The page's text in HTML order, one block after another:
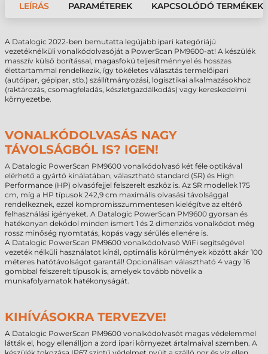
LEÍRÁS PARAMÉTEREK KAPCSOLÓDÓ TERMÉKEK
A Datalogic 2022-ben bemutatta legújabb ipari kategóriájú
vezetéknélküli vonalkódolvasóját a PowerScan PM9600-at! A készülék
masszív külső borítással, magasfokú teljesítménnyel és hosszas
élettartammal rendelkezik, így tökéletes választás termelőipari
(autóipar, gépipar, stb.) szállítmányozási, logisztikai alkalmazásokhoz
(raktározás, csomagfeladás, készletgazdálkodás) vagy kereskedelmi
környezetbe.
VONALKÓDOLVASÁS NAGY
TÁVOLSÁGBÓL IS? IGEN!
A Datalogic PowerScan PM9600 vonalkódolvasó két féle optikával
elérhető a gyártó kínálatában, választható standard (SR) és High
Performance (HP) olvasófejjel felszerelt eszköz is. Az SR modellek 175
cm, míg a HP típusok 242,9 cm maximális olvasási távolsággal
rendelkeznek, ezzel kompromisszummentesen kielégítve az eltérő
felhasználási igényeket. A Datalogic PowerScan PM9600 gyorsan és
hatékonyan dekódol minden ismert 1 és 2 dimenziós vonalkódot még
rossz minőség nyomtatás, kopás vagy sérülés ellenére is.
A Datalogic PowerScan PM9600 vonalkódolvasó WiFi segítségével
vezeték nélküli használatot kínál, optimális körülmények között akár 100
méteres hatótávolságot garantál! Opcionálisan választható 4 vagy 16
gombbal felszerelt típusok is, amelyek tovább növelik a
munkafolyamatok hatékonyságát.
KIHÍVÁSOKRA TERVEZVE!
A Datalogic PowerScan PM9600 vonalkódolvasót magas védelemmel
látták el, hogy ellenálljon a zord ipari környezet ártalmaival szemben. A